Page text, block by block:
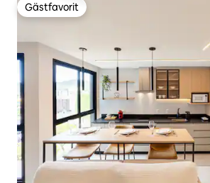
Gästfavorit
Gästfavorit